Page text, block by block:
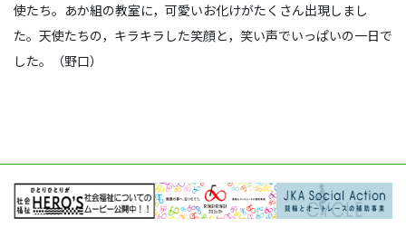
使たち。あか組の教室に，可愛いお化けがたくさん出現しまし
た。天使たちの，キラキラした笑顔と，笑い声でいっぱいの一日で
した。（野口）